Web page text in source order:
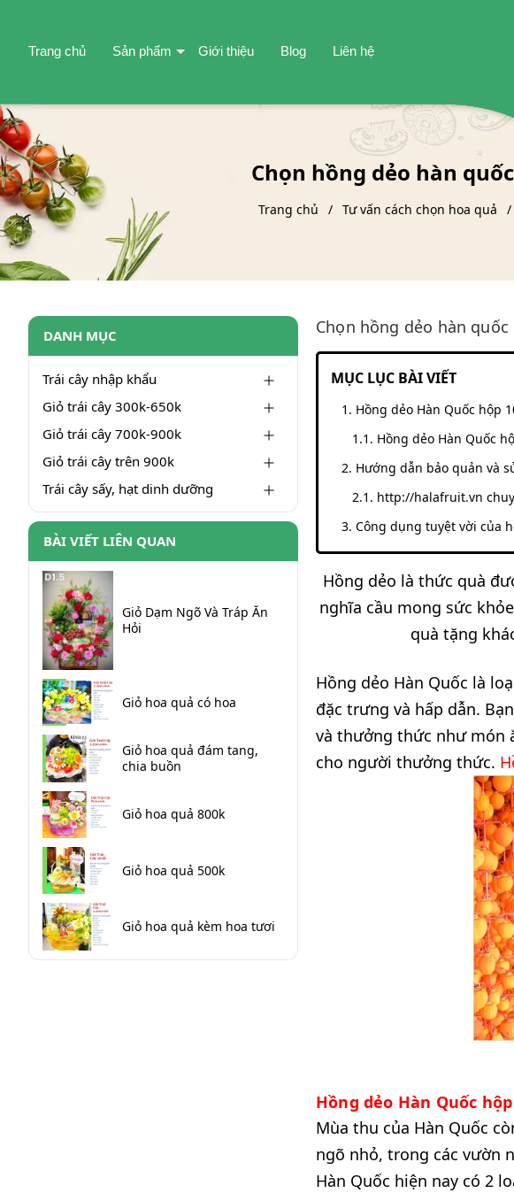
Trang chủ Sản phẩm Giới thiệu Blog Liên hệ
Chọn hồng dẻo hàn
Trang chủ Tư vấn cách chọn hoa quả
Chọn hồng dẻo hàn
MỤC LỤC BÀI VIẾT
Hồng dẻo Hàn Quốc hộp
Hồng dẻo Hàn Quốc
Hướng dẫn bảo quản và
http://halafruit.vn
Công dụng tuyệt vời của
Hồng dẻo là thức quà
nghĩa cầu mong sức
quà tặng
Hồng dẻo Hàn Quốc là
đặc trưng và hấp dẫn.
và thưởng thức như món
cho người thưởng thức.
Hồng dẻo Hàn Quốc
Mùa thu của Hàn Quốc
ngõ nhỏ, trong các vườn
Hàn Quốc hiện nay có 2
DANH MỤC
Trái cây nhập khẩu
Giỏ trái cây 300k-650k
Giỏ trái cây 700k-900k
Giỏ trái cây trên 900k
Trái cây sấy, hạt dinh dưỡng
BÀI VIẾT LIÊN QUAN
Giỏ Dạm Ngõ Và Tráp Ăn
Hỏi
Giỏ hoa quả có hoa
Giỏ hoa quả đám tang,
chia buồn
Giỏ hoa quả 800k
Giỏ hoa quả 500k
Giỏ hoa quả kèm hoa tươi